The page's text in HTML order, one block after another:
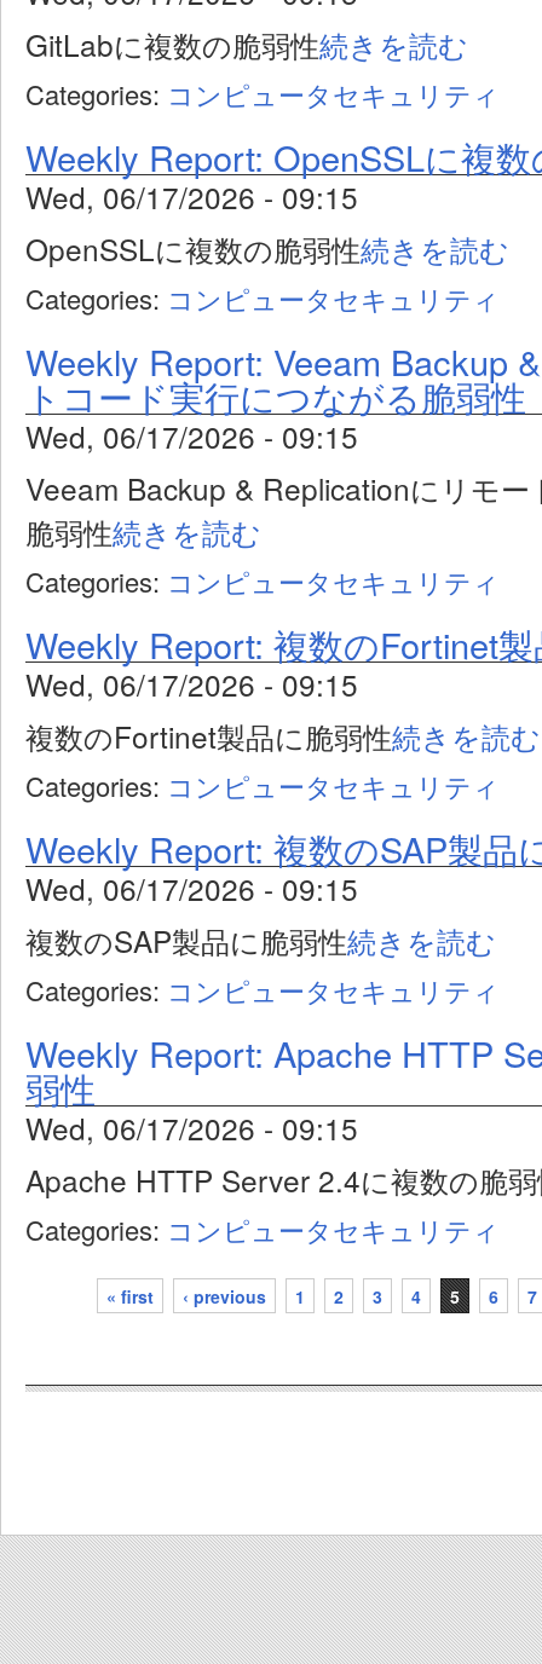
GitLabに複数の脆弱性続きを読む
Categories: コンピュータセキュリティ
Weekly Report: OpenSSLに複
Wed, 06/17/2026 - 09:15
OpenSSLに複数の脆弱性続きを読む
Categories: コンピュータセキュリティ
Weekly Report: Veeam Backup
トコード実行につながる脆弱性
Wed, 06/17/2026 - 09:15
Veeam Backup & Replicationにリモ
脆弱性続きを読む
Categories: コンピュータセキュリティ
Weekly Report: 複数のFortinet
Wed, 06/17/2026 - 09:15
複数のFortinet製品に脆弱性続きを読む
Categories: コンピュータセキュリティ
Weekly Report: 複数のSAP製品
Wed, 06/17/2026 - 09:15
複数のSAP製品に脆弱性続きを読む
Categories: コンピュータセキュリティ
Weekly Report: Apache HTTP
弱性
Wed, 06/17/2026 - 09:15
Apache HTTP Server 2.4に複数の脆
Categories: コンピュータセキュリティ
Pages « first ‹ previous 1 2 3 4 5 6 7